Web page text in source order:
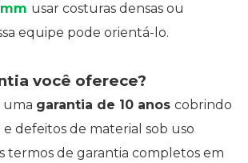
usar costuras densas ou
equipe pode orientá-lo.
você oferece?
uma garantia de 10 anos cobrindo
defeitos de material sob uso
termos de garantia completos em